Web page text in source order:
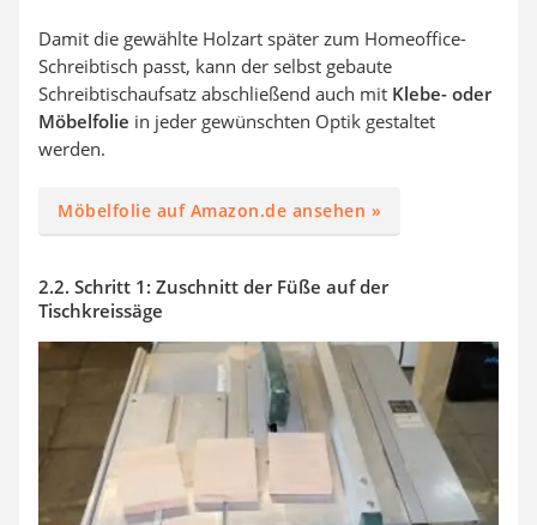
Damit die gewählte Holzart später zum Homeoffice-
Schreibtisch passt, kann der selbst gebaute
Schreibtischaufsatz abschließend auch mit Klebe- oder
Möbelfolie in jeder gewünschten Optik gestaltet
werden.
Möbelfolie auf Amazon.de ansehen »
2.2. Schritt 1: Zuschnitt der Füße auf der
Tischkreissäge